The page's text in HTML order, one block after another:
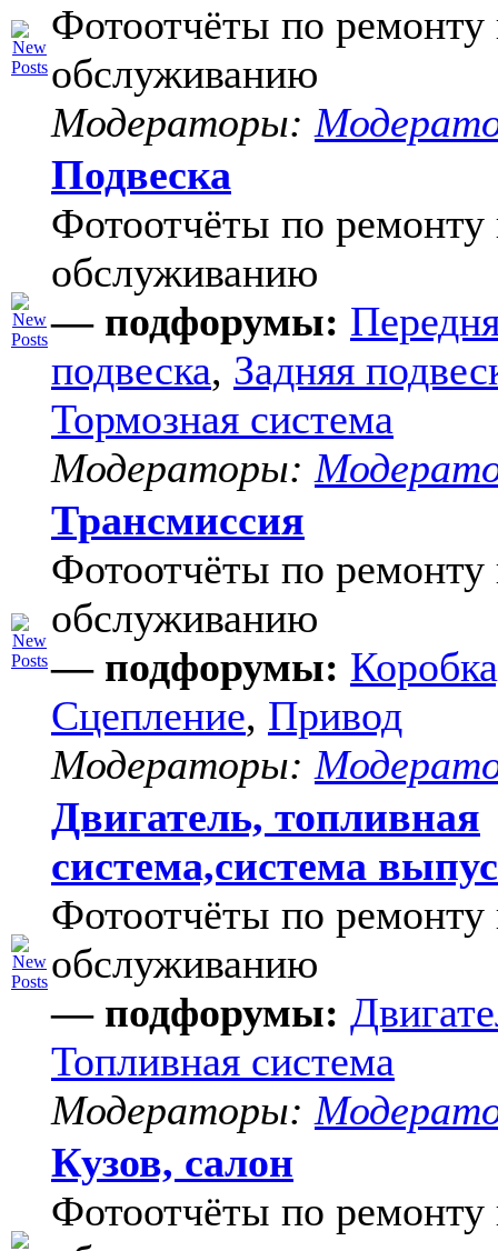
Фотоотчёты по ремонту
обслуживанию
Модераторы:
Подвеска
Фотоотчёты по ремонту
обслуживанию
— подфорумы:
подвеска, Задняя
Тормозная система
Модераторы:
Трансмиссия
Фотоотчёты по ремонту
обслуживанию
— подфорумы:
Сцепление, Привод
Модераторы:
Двигатель, топливная
система,система
Фотоотчёты по ремонту
обслуживанию
— подфорумы:
Топливная система
Модераторы:
Кузов, салон
Фотоотчёты по ремонту